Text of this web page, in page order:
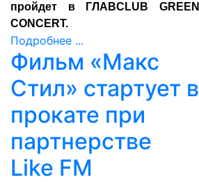
пройдет в ГЛАВCLUB GREEN
CONCERT.
Подробнее ...
Фильм «Макс
Стил» стартует в
прокате при
партнерстве
Like FM